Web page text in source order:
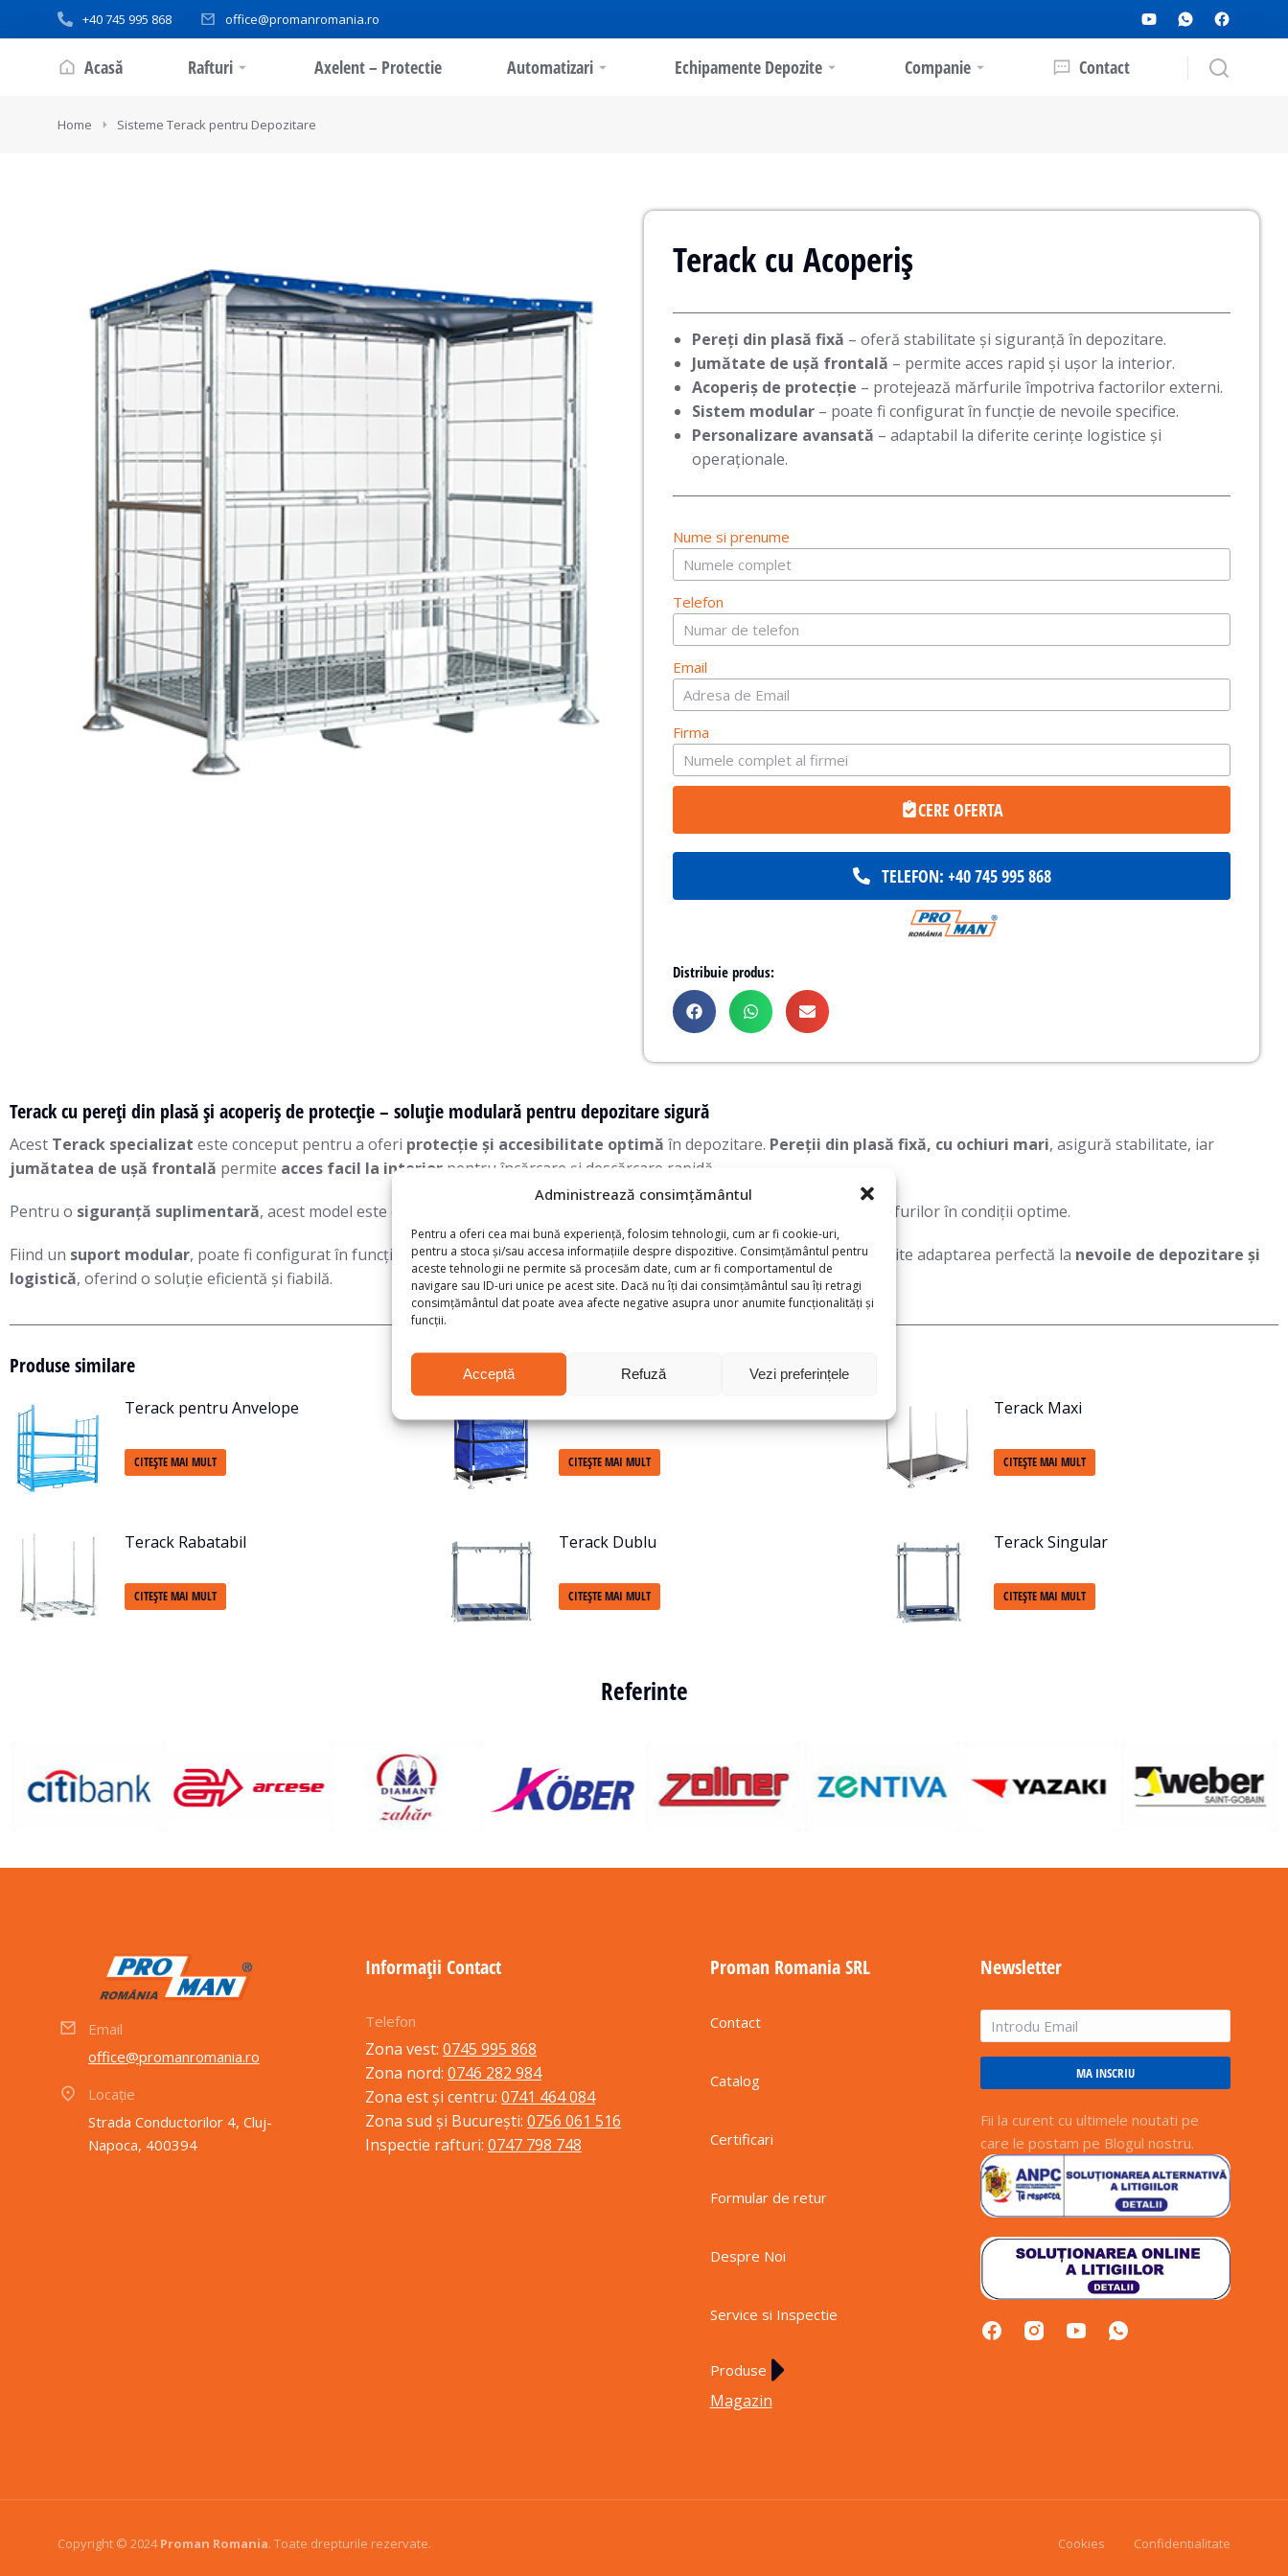
Administrează consimțământul
Pentru a oferi cea mai bună experiență, folosim tehnologii, cum ar fi cookie-uri,
pentru a stoca și/sau accesa informațiile despre dispozitive. Consimțământul pentru
aceste tehnologii ne permite să procesăm date, cum ar fi comportamentul de
navigare sau ID-uri unice pe acest site. Dacă nu îți dai consimțământul sau îți retragi
consimțământul dat poate avea afecte negative asupra unor anumite funcționalități și
funcții.
Acceptă Refuză Vezi preferințele
+40 745 995 868 office@promanromania.ro
Acasă Rafturi Axelent – Protectie Automatizari Echipamente Depozite Companie Contact
You are here:
Home Sisteme Terack pentru Depozitare
Terack cu Acoperiș
Pereți din plasă fixă – oferă stabilitate și siguranță în depozitare.
Jumătate de ușă frontală – permite acces rapid și ușor la interior.
Acoperiș de protecție – protejează mărfurile împotriva factorilor externi.
Sistem modular – poate fi configurat în funcție de nevoile specifice.
Personalizare avansată – adaptabil la diferite cerințe logistice și
operaționale.
Nume si prenume
Telefon
Email
Firma
CERE OFERTA
TELEFON: +40 745 995 868
Distribuie produs:
Terack cu pereți din plasă și acoperiș de protecție – soluție modulară pentru depozitare sigură
Acest Terack specializat este conceput pentru a oferi protecție și accesibilitate optimă în depozitare. Pereții din plasă fixă, cu ochiuri mari, asigură stabilitate, iar
jumătatea de ușă frontală permite acces facil la interior pentru încărcare și descărcare rapidă.
Pentru o siguranță suplimentară, acest model este echipat cu , care contribuie la păstrarea mărfurilor în condiții optime.
Fiind un suport modular, poate fi configurat în funcție decerințele specifice ale activității . Personalizarea acestuia permite adaptarea perfectă la nevoile de depozitare și
logistică, oferind o soluție eficientă și fiabilă.
Produse similare
Terack pentru Anvelope
CITEȘTE MAI MULT CITEȘTE MAI MULT
Terack Maxi
CITEȘTE MAI MULT
Terack Rabatabil
CITEȘTE MAI MULT
Terack Dublu
CITEȘTE MAI MULT
Terack Singular
CITEȘTE MAI MULT
Referinte
Email
office@promanromania.ro
Locație
Strada Conductorilor 4, Cluj-
Napoca, 400394
Informații Contact
Telefon
Zona vest: 0745 995 868
Zona nord: 0746 282 984
Zona est și centru: 0741 464 084
Zona sud și București: 0756 061 516
Inspectie rafturi: 0747 798 748
Proman Romania SRL
Contact
Catalog
Certificari
Formular de retur
Despre Noi
Service si Inspectie
Produse
Magazin
Newsletter
MA INSCRIU
Fii la curent cu ultimele noutati pe
care le postam pe Blogul nostru.
Copyright © 2024Proman Romania. Toate drepturile rezervate. Cookies Confidentialitate